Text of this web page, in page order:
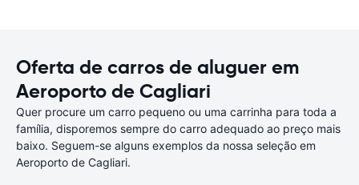
Oferta de carros de aluguer em
Aeroporto de Cagliari
Quer procure um carro pequeno ou uma carrinha para toda a
família, disporemos sempre do carro adequado ao preço mais
baixo. Seguem-se alguns exemplos da nossa seleção em
Aeroporto de Cagliari.